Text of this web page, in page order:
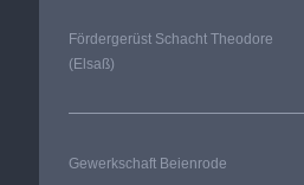
Fördergerüst Schacht Theodore
(Elsaß)
Gewerkschaft Beienrode